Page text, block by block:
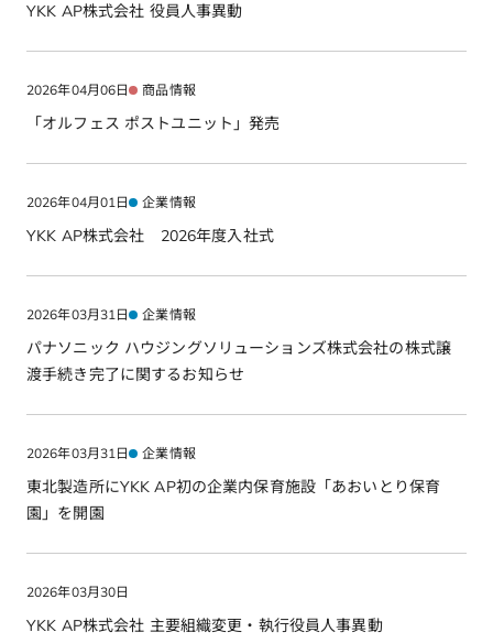
YKK AP株式会社 役員人事異動
2026年04月06日 商品情報
「オルフェス ポストユニット」発売
2026年04月01日 企業情報
YKK AP株式会社 2026年度入社式
2026年03月31日 企業情報
パナソニック ハウジングソリューションズ株式会社の株式譲
渡手続き完了に関するお知らせ
2026年03月31日 企業情報
東北製造所にYKK AP初の企業内保育施設「あおいとり保育
園」を開園
2026年03月30日
YKK AP株式会社 主要組織変更・執行役員人事異動